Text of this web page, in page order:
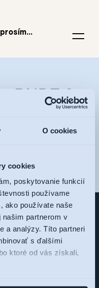
O cookies
cookies
poskytovanie funkcií
používame
ako používate naše
partnerom v
a analýzy. Títo partneri
s ďalšími
ktoré od vás získali,
RNDZ 2